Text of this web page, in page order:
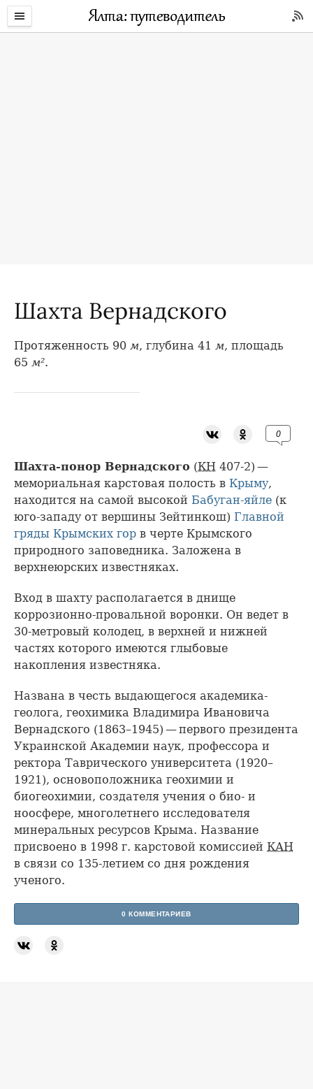
Шахта Вернадского
Протяженность 90 м, глубина 41 м, площадь
65 м².
0
Шахта-понор Вернадского (КН 407-2) —
мемориальная карстовая полость в Крыму,
находится на самой высокой Бабуган-яйле (к
юго-западу от вершины Зейтинкош) Главной
гряды Крымских гор в черте Крымского
природного заповедника. Заложена в
верхнеюрских известняках.
Вход в шахту располагается в днище
коррозионно-провальной воронки. Он ведет в
30-метровый колодец, в верхней и нижней
частях которого имеются глыбовые
накопления известняка.
Названа в честь выдающегося академика-
геолога, геохимика Владимира Ивановича
Вернадского (1863–1945) — первого президента
Украинской Академии наук, профессора и
ректора Таврического университета (1920–
1921), основоположника геохимии и
биогеохимии, создателя учения о био- и
ноосфере, многолетнего исследователя
минеральных ресурсов Крыма. Название
присвоено в 1998 г. карстовой комиссией КАН
в связи со 135-летием со дня рождения
ученого.
0 КОММЕНТАРИЕВ